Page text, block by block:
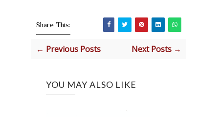
Share This:
← Previous Posts Next Posts →
YOU MAY ALSO LIKE